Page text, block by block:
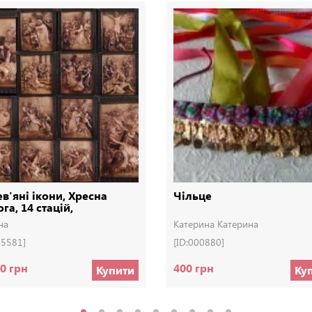
ікони, Хресна
14 стацій,
иконы
грн Купити
Чільце
Катерина Катерина
[ID:000880]
400 грн